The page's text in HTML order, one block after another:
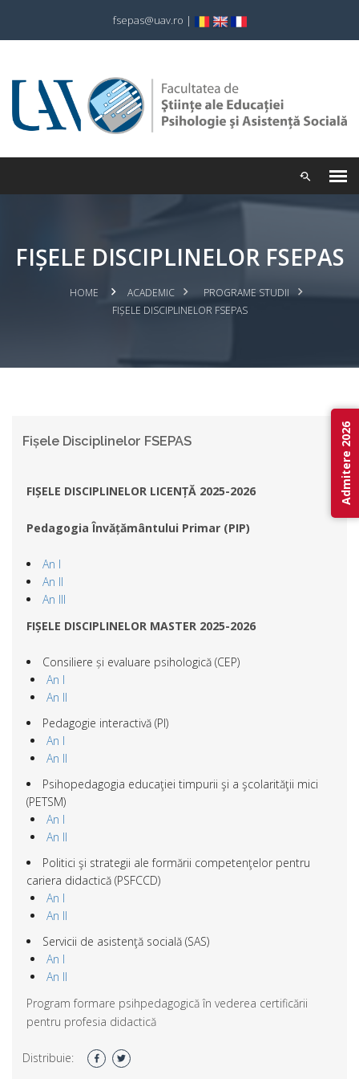
fsepas@uav.ro |
FIȘELE DISCIPLINELOR FSEPAS
HOME ACADEMIC
PROGRAME STUDII
FIȘELE DISCIPLINELOR FSEPAS
Fișele Disciplinelor FSEPAS
FIȘELE DISCIPLINELOR LICENȚĂ 2025-2026
Pedagogia Învățământului Primar (PIP)
An I
An II
An III
FIȘELE DISCIPLINELOR MASTER 2025-2026
Consiliere și evaluare psihologică (CEP)
An I
An II
Pedagogie interactivă (PI)
An I
An II
Psihopedagogia educaţiei timpurii şi a şcolarităţii mici
(PETSM)
An I
An II
Politici şi strategii ale formării competenţelor pentru
cariera didactică (PSFCCD)
An I
An II
Servicii de asistenţă socială (SAS)
An I
An II
Program formare psihpedagogică în vederea certificării
pentru profesia didactică
Distribuie:
Admitere 2026